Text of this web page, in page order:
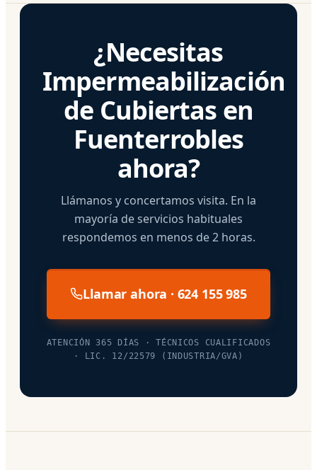
¿Necesitas
Impermeabilización
de Cubiertas en
Fuenterrobles
ahora?
Llámanos y concertamos visita. En la
mayoría de servicios habituales
respondemos en menos de 2 horas.
Llamar ahora · 624 155 985
ATENCIÓN 365 DÍAS · TÉCNICOS CUALIFICADOS
· LIC. 12/22579 (INDUSTRIA/GVA)